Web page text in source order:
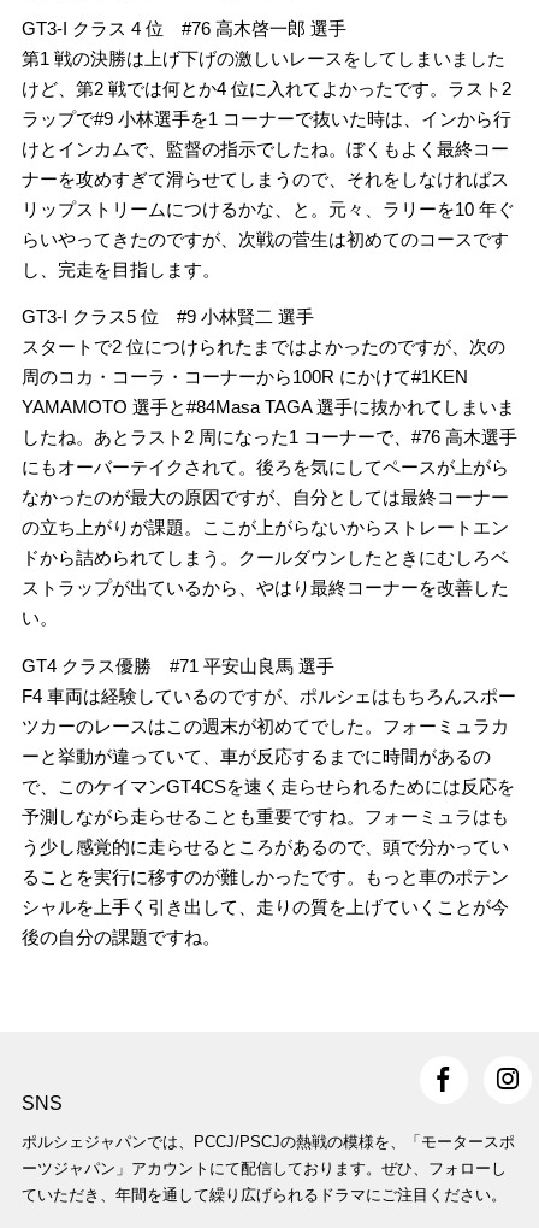
GT3-I クラス 4 位 #76 高木啓一郎 選手
第1 戦の決勝は上げ下げの激しいレースをしてしまいました
けど、第2 戦では何とか4 位に入れてよかったです。ラスト2
ラップで#9 小林選手を1 コーナーで抜いた時は、インから行
けとインカムで、監督の指示でしたね。ぼくもよく最終コー
ナーを攻めすぎて滑らせてしまうので、それをしなければス
リップストリームにつけるかな、と。元々、ラリーを10 年ぐ
らいやってきたのですが、次戦の菅生は初めてのコースです
し、完走を目指します。
GT3-I クラス5 位 #9 小林賢二 選手
スタートで2 位につけられたまではよかったのですが、次の
周のコカ・コーラ・コーナーから100R にかけて#1KEN
YAMAMOTO 選手と#84Masa TAGA 選手に抜かれてしまいま
したね。あとラスト2 周になった1 コーナーで、#76 高木選手
にもオーバーテイクされて。後ろを気にしてペースが上がら
なかったのが最大の原因ですが、自分としては最終コーナー
の立ち上がりが課題。ここが上がらないからストレートエン
ドから詰められてしまう。クールダウンしたときにむしろベ
ストラップが出ているから、やはり最終コーナーを改善した
い。
GT4 クラス優勝 #71 平安山良馬 選手
F4 車両は経験しているのですが、ポルシェはもちろんスポー
ツカーのレースはこの週末が初めてでした。フォーミュラカ
ーと挙動が違っていて、車が反応するまでに時間があるの
で、このケイマンGT4CSを速く走らせられるためには反応を
予測しながら走らせることも重要ですね。フォーミュラはも
う少し感覚的に走らせるところがあるので、頭で分かってい
ることを実行に移すのが難しかったです。もっと車のポテン
シャルを上手く引き出して、走りの質を上げていくことが今
後の自分の課題ですね。
SNS
ポルシェジャパンでは、PCCJ/PSCJの熱戦の模様を、「モータースポ
ーツジャパン」アカウントにて配信しております。ぜひ、フォローし
ていただき、年間を通して繰り広げられるドラマにご注目ください。